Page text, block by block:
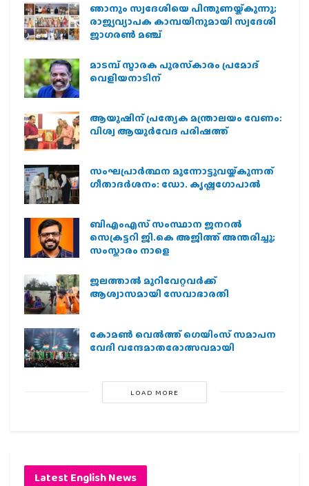
ഞാനും സ്വദേശിയെ പിന്തുണയ്ക്കുന്നു;
രാജ്യവ്യാപക കാമ്പയിനുമായി സ്വദേശി
ജാഗരണ്‍ മഞ്ച്
മാടമ്പ് സ്മാരക പുരസ്‌കാരം പ്രമോദ്
വെളിയനാടിന്
ആയുഷിന് പ്രത്യേക മന്ത്രാലയം വേണം:
വിശ്വ ആയുര്‍വേദ പരിഷത്ത്
സംഘപ്രാര്‍ത്ഥന മുന്നോട്ടുവയ്ക്കുന്നത്
ഗീതാദര്‍ശനം: ഡോ. കൃഷ്ണഗോപാല്‍
ബിഎംഎസ് സംസ്ഥാന ജനറൽ
സെക്രട്ടറി ജി.കെ അജിത്ത് അന്തരിച്ചു;
സംസ്കാരം നാളെ
ജലത്താല്‍ മുറിവേറ്റവര്‍ക്ക്
ആശ്വാസമായി സേവാഭാരതി
കോമൺ വെൽത്ത് ഗെയിംസ് സമാപന
വേദി വന്ദേമാതരോത്സവമായി
LOAD MORE
Latest English News